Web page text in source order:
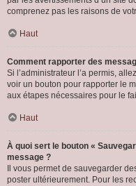
comprenez pas les raisons de
Haut
Comment rapporter des
Si l’administrateur l’a permis,
voir un bouton pour rapporter le
aux étapes nécessaires pour le
Haut
À quoi sert le bouton «
message ?
Il vous permet de sauvegarder
poster ultérieurement. Pour les